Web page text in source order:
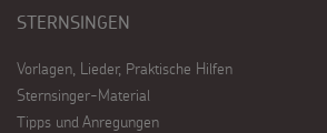
STERNSINGEN
Vorlagen, Lieder, Praktische Hilfen
Sternsinger-Material
Tipps und Anregungen